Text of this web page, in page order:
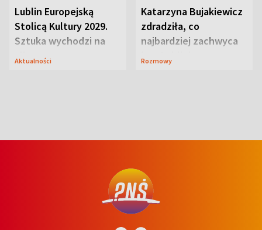
Lublin Europejską
Stolicą Kultury 2029.
Sztuka wychodzi na
ulice
Aktualności
Katarzyna Bujakiewicz
zdradziła, co
najbardziej zachwyca
ją w Lublinie
Rozmowy